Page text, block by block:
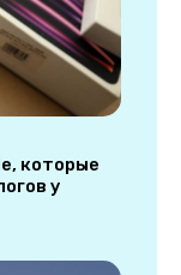
которые
у